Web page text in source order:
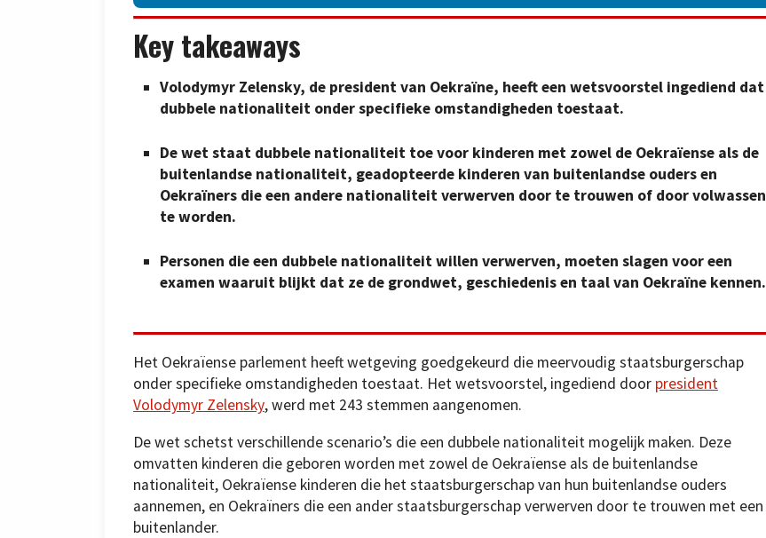
Key takeaways
Volodymyr Zelensky, de president van Oekraïne, heeft een wetsvoorstel ingediend dat
dubbele nationaliteit onder specifieke omstandigheden toestaat.
De wet staat dubbele nationaliteit toe voor kinderen met zowel de Oekraïense als de
buitenlandse nationaliteit, geadopteerde kinderen van buitenlandse ouders en
Oekraïners die een andere nationaliteit verwerven door te trouwen of door volwassen
te worden.
Personen die een dubbele nationaliteit willen verwerven, moeten slagen voor een
examen waaruit blijkt dat ze de grondwet, geschiedenis en taal van Oekraïne kennen.
Het Oekraïense parlement heeft wetgeving goedgekeurd die meervoudig staatsburgerschap
onder specifieke omstandigheden toestaat. Het wetsvoorstel, ingediend door president
Volodymyr Zelensky, werd met 243 stemmen aangenomen.
De wet schetst verschillende scenario’s die een dubbele nationaliteit mogelijk maken. Deze
omvatten kinderen die geboren worden met zowel de Oekraïense als de buitenlandse
nationaliteit, Oekraïense kinderen die het staatsburgerschap van hun buitenlandse ouders
aannemen, en Oekraïners die een ander staatsburgerschap verwerven door te trouwen met een
buitenlander.